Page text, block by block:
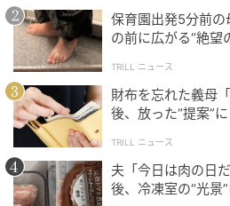
んな旅の楽しみ方も、面白そう
2、機内で迎えた“初体験”に
2024年2月、sei
の中での初体験」についてX（
ところ、当時話題になりました
保育園出発5分前の
の前に広がる“絶望
TRILL ニュース
財布を忘れた義母
後、放った“提案”
TRILL ニュース
夫「今日は肉の日
後、冷凍室の“光景